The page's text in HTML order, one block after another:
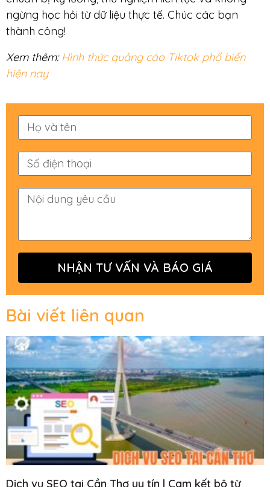
ngừng học hỏi từ dữ liệu thực tế. Chúc các bạn
thành công!
Xem thêm:Hình thức quảng cáo Tiktok phổ biến
hiện nay
NHẬN TƯ VẤN VÀ BÁO GIÁ
Bài viết liên quan
Dịch vụ SEO tại Cần Thơ uy tín | Cam kết bộ từ